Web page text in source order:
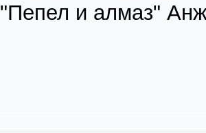
"Пепел и алмаз"